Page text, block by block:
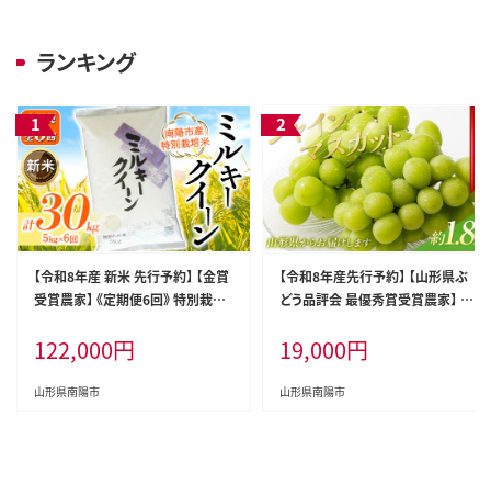
ランキング
【令和8年産 新米 先行予約】 【金賞
受賞農家】 《定期便6回》 特別栽培
《令和8年9月下旬～発送》 『あおき
ライスファーム』 [1614-R8]
122,000円
山形県南陽市
【令和8年産先行予約】 【山形県ぶ
どう品評会 最優秀賞受賞農家】 シ
秀) 《令和8年9月中旬～発送》 『青
木農園』 山形県 南陽市 [2027-R8]
19,000円
山形県南陽市